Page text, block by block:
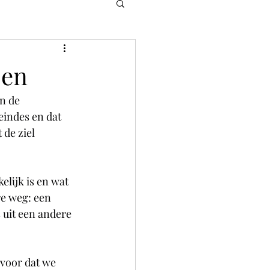
de
en dat
de ziel
is en wat
weg: een
een andere
dat we